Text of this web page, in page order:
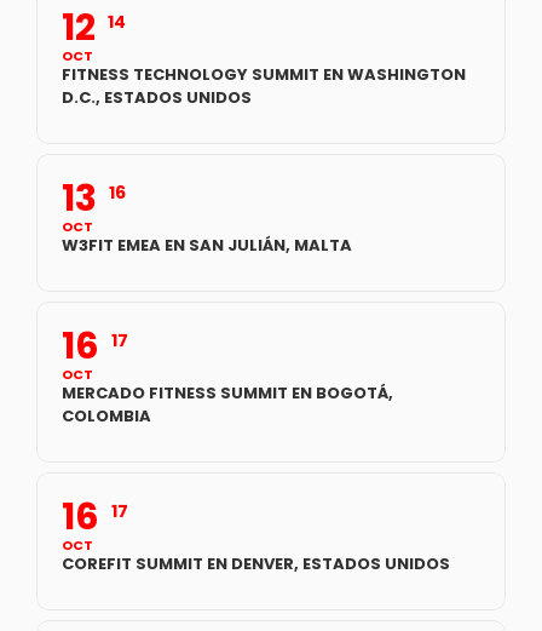
12
OCT
14
FITNESS TECHNOLOGY SUMMIT EN WASHINGTON
D.C., ESTADOS UNIDOS
13
OCT
16
W3FIT EMEA EN SAN JULIÁN, MALTA
16
OCT
17
MERCADO FITNESS SUMMIT EN BOGOTÁ,
COLOMBIA
16
OCT
17
COREFIT SUMMIT EN DENVER, ESTADOS UNIDOS